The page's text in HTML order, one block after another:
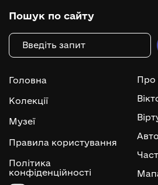
Пошук по сайту
Головна
Колекції
Музеї
Правила користування
Політика
конфіденційності
Про